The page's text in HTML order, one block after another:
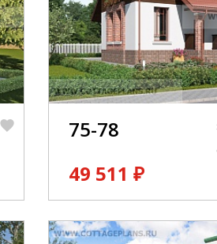
75-78
49 511 ₽